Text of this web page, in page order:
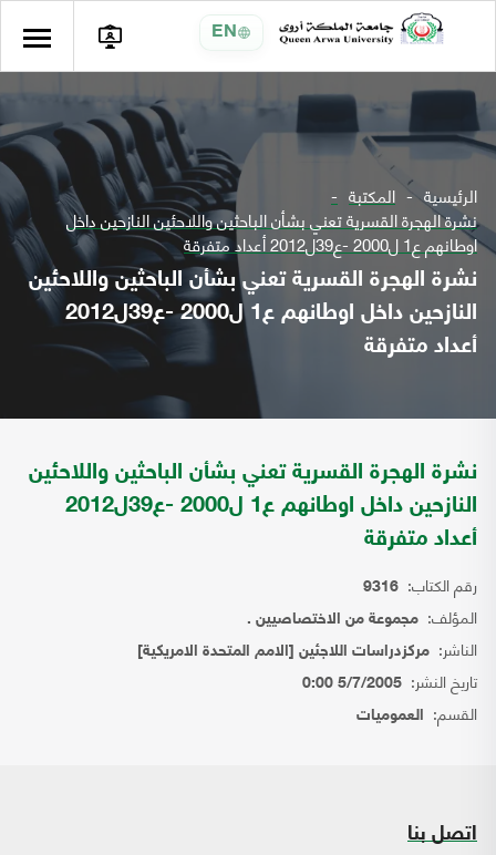
EN
الرئيسية المكتبة
نشرة الهجرة القسرية تعني بشأن الباحثين واللاحئين النازحين داخل
اوطانهم ع1 ل2000 -ع39ل2012 أعداد متفرقة
نشرة الهجرة القسرية تعني بشأن الباحثين واللاحئين
النازحين داخل اوطانهم ع1 ل2000 -ع39ل2012
أعداد متفرقة
نشرة الهجرة القسرية تعني بشأن الباحثين واللاحئين
النازحين داخل اوطانهم ع1 ل2000 -ع39ل2012
أعداد متفرقة
رقم الكتاب: 9316
المؤلف: مجموعة من الاختصاصيين .
الناشر: مركزدراسات اللاجئين [الامم المتحدة الامريكية]
تاريخ النشر: 5/7/2005 0:00
القسم: العموميات
اتصل بنا